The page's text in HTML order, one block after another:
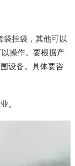
袋挂袋，其他可以
操作。要根据产
设备。具体要咨
。